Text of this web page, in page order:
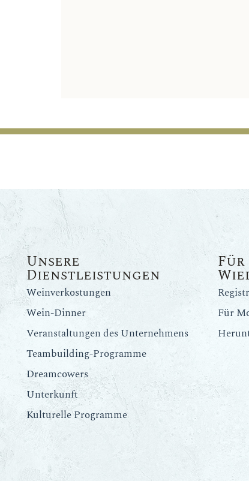
Unsere
Dienstleistungen
Weinverkostungen
Wein-Dinner
Veranstaltungen des Unternehmens
Teambuilding-Programme
Dreamcowers
Unterkunft
Kulturelle Programme
Für
Für